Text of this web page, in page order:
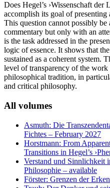
Does Hegel’s ›Wissenschaft
accomplish its goal of presenting
This question cannot possibly
commentary but only with an
is the task addressed in the
logic of essence. It shows that
sustained as a coherent system.
level of transparency of the
philosophical tradition, in
and critical philosophy.
All volumes
Asmuth: Die
Fichtes – February 2027
Horstmann: From
Transitions in Hegel’s
Verstand und Sinnlichkeit
Philosophie – available
Förster: Grenzen der